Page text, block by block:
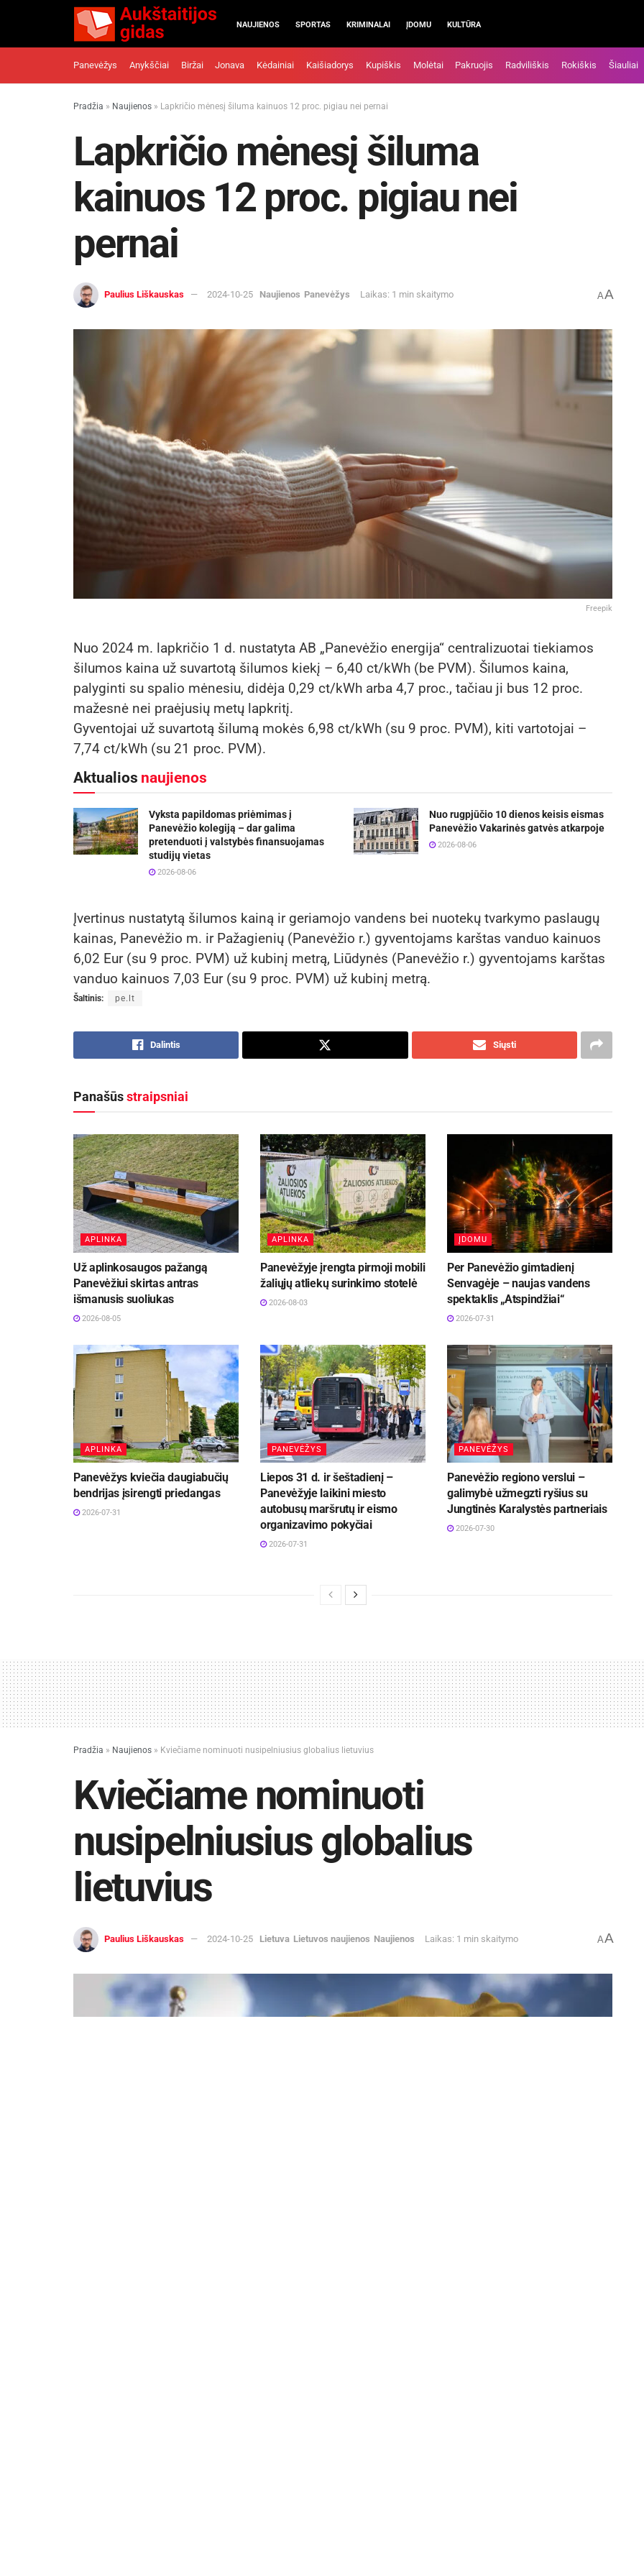
NAUJIENOS SPORTAS KRIMINALAI ĮDOMU KULTŪRA
Panevėžys Anykščiai Biržai Jonava Kėdainiai Kaišiadorys Kupiškis Molėtai Pakruojis Radviliškis Rokiškis Šiauliai
Pradžia » Naujienos » Lapkričio mėnesį šiluma kainuos 12 proc. pigiau nei pernai
Lapkričio mėnesį šiluma
kainuos 12 proc. pigiau nei
pernai
Paulius Liškauskas 2024-10-25 Naujienos Panevėžys Laikas: 1 min skaitymo AA
Freepik
Nuo 2024 m. lapkričio 1 d. nustatyta AB „Panevėžio energija“ centralizuotai tiekiamos
šilumos kaina už suvartotą šilumos kiekį – 6,40 ct/kWh (be PVM). Šilumos kaina,
palyginti su spalio mėnesiu, didėja 0,29 ct/kWh arba 4,7 proc., tačiau ji bus 12 proc.
mažesnė nei praėjusių metų lapkritį.
Gyventojai už suvartotą šilumą mokės 6,98 ct/kWh (su 9 proc. PVM), kiti vartotojai –
7,74 ct/kWh (su 21 proc. PVM).
Aktualios naujienos
Vyksta papildomas priėmimas į
Panevėžio kolegiją – dar galima
pretenduoti į valstybės finansuojamas
studijų vietas
2026-08-06
Nuo rugpjūčio 10 dienos keisis eismas
Panevėžio Vakarinės gatvės atkarpoje
2026-08-06
Įvertinus nustatytą šilumos kainą ir geriamojo vandens bei nuotekų tvarkymo paslaugų
kainas, Panevėžio m. ir Pažagienių (Panevėžio r.) gyventojams karštas vanduo kainuos
6,02 Eur (su 9 proc. PVM) už kubinį metrą, Liūdynės (Panevėžio r.) gyventojams karštas
vanduo kainuos 7,03 Eur (su 9 proc. PVM) už kubinį metrą.
Šaltinis: pe.lt
Dalintis Siųsti
Panašūsstraipsniai
APLINKA
Už aplinkosaugos pažangą
Panevėžiui skirtas antras
išmanusis suoliukas
2026-08-05
APLINKA
Panevėžyje įrengta pirmoji mobili
žaliųjų atliekų surinkimo stotelė
2026-08-03
ĮDOMU
Per Panevėžio gimtadienį
Senvagėje – naujas vandens
spektaklis „Atspindžiai“
2026-07-31
APLINKA
Panevėžys kviečia daugiabučių
bendrijas įsirengti priedangas
2026-07-31
PANEVĖŽYS
Liepos 31 d. ir šeštadienį –
Panevėžyje laikini miesto
autobusų maršrutų ir eismo
organizavimo pokyčiai
2026-07-31
PANEVĖŽYS
Panevėžio regiono verslui –
galimybė užmegzti ryšius su
Jungtinės Karalystės partneriais
2026-07-30
Pradžia » Naujienos » Kviečiame nominuoti nusipelniusius globalius lietuvius
Kviečiame nominuoti
nusipelniusius globalius
lietuvius
Paulius Liškauskas 2024-10-25 Lietuva Lietuvos naujienos Naujienos Laikas: 1 min skaitymo AA